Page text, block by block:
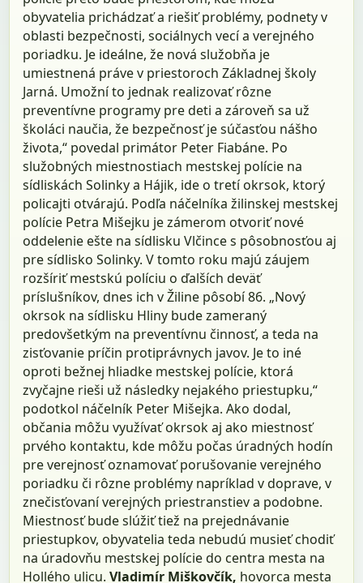
obyvatelia prichádzať a riešiť problémy, podnety v
oblasti bezpečnosti, sociálnych vecí a verejného
poriadku. Je ideálne, že nová služobňa je
umiestnená práve v priestoroch Základnej školy
Jarná. Umožní to jednak realizovať rôzne
preventívne programy pre deti a zároveň sa už
školáci naučia, že bezpečnosť je súčasťou nášho
života,“ povedal primátor Peter Fiabáne. Po
služobných miestnostiach mestskej polície na
sídliskách Solinky a Hájik, ide o tretí okrsok, ktorý
policajti otvárajú. Podľa náčelníka žilinskej mestskej
polície Petra Mišejku je zámerom otvoriť nové
oddelenie ešte na sídlisku Vlčince s pôsobnosťou aj
pre sídlisko Solinky. V tomto roku majú záujem
rozšíriť mestskú políciu o ďalších deväť
príslušníkov, dnes ich v Žiline pôsobí 86. „Nový
okrsok na sídlisku Hliny bude zameraný
predovšetkým na preventívnu činnosť, a teda na
zisťovanie príčin protiprávnych javov. Je to iné
oproti bežnej hliadke mestskej polície, ktorá
zvyčajne rieši už následky nejakého priestupku,“
podotkol náčelník Peter Mišejka. Ako dodal,
občania môžu využívať okrsok aj ako miestnosť
prvého kontaktu, kde môžu počas úradných hodín
pre verejnosť oznamovať porušovanie verejného
poriadku či rôzne problémy napríklad v doprave, v
znečisťovaní verejných priestranstiev a podobne.
Miestnosť bude slúžiť tiež na prejednávanie
priestupkov, obyvatelia teda nebudú musieť chodiť
na úradovňu mestskej polície do centra mesta na
Hollého ulicu.Vladimír Miškovčík, hovorca mesta